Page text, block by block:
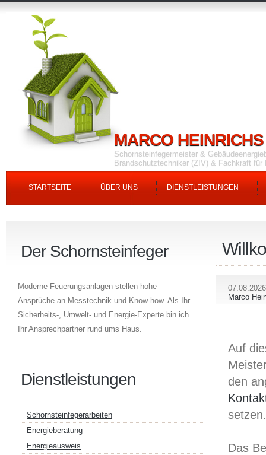
MARCO HEINRICHS
Schornsteinfegermeister &
Brandschutztechniker (ZIV) & Fachkraft
STARTSEITE ÜBER UNS DIENSTLEISTUNGEN
Marco
Auf
den
setzen.
Das
Der Schornsteinfeger
Moderne Feuerungsanlagen stellen hohe
Ansprüche an Messtechnik und Know-how. Als Ihr
Sicherheits-, Umwelt- und Energie-Experte bin ich
Ihr Ansprechpartner rund ums Haus.
Dienstleistungen
Schornsteinfegerarbeiten
Energieberatung
Energieausweis